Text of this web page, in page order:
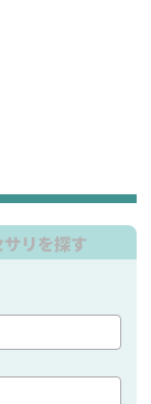
サリを探す